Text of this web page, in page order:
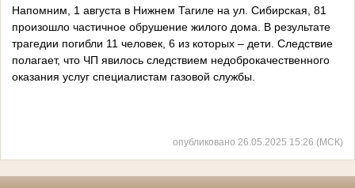
Напомним, 1 августа в Нижнем Тагиле на ул. Сибирская, 81
произошло частичное обрушение жилого дома. В результате
трагедии погибли 11 человек, 6 из которых – дети. Следствие
полагает, что ЧП явилось следствием недоброкачественного
оказания услуг специалистам газовой службы.
опубликовано 26.05.2025 15:26 (МСК)